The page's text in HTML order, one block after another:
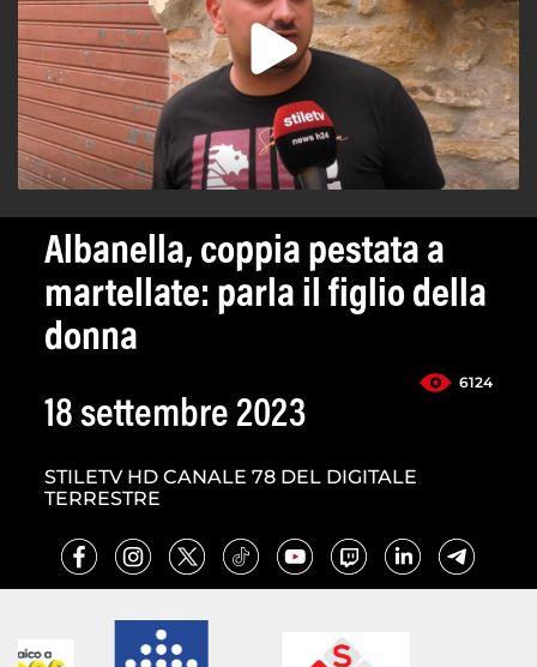
Albanella, coppia pestata a
martellate: parla il figlio della
donna
6124
18 settembre 2023
STILETV HD CANALE 78 DEL DIGITALE
TERRESTRE